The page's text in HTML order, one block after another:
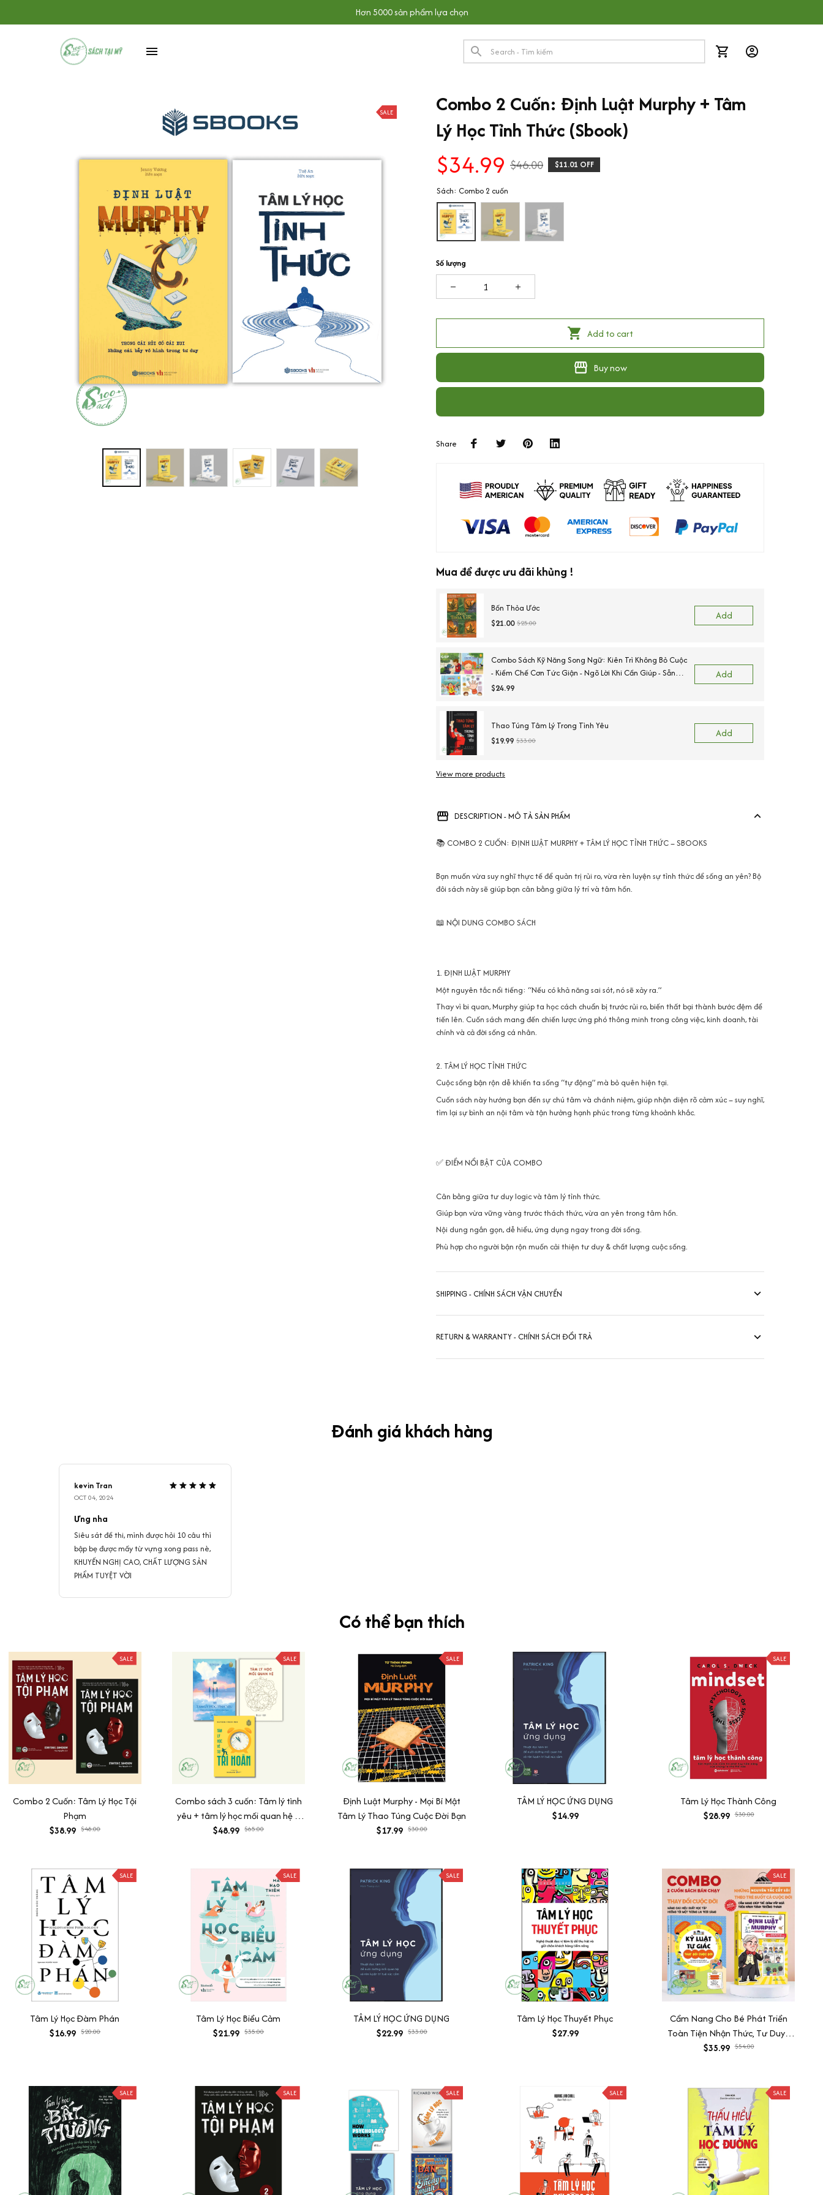
Hơn 5000 sản phẩm lựa chọn
SALE
Combo 2 Cuốn: Định Luật Murphy + Tâm
Lý Học Tỉnh Thức (Sbook)
$34.99 $46.00 $11.01 OFF
Sách: Combo 2 cuốn
Số lượng
Add to cart
Buy now
Share
Mua để được ưu đãi khủng !
Bốn Thỏa Ước
$21.00 $25.00
Add
Combo Sách Kỹ Năng Song Ngữ: Kiên Trì Không Bỏ Cuộc
- Kiềm Chế Cơn Tức Giận - Ngõ Lời Khi Cần Giúp - Sẵn
Sàng Để Đến Trường.
$24.99
Add
Thao Túng Tâm Lý Trong Tình Yêu
$19.99 $33.00
Add
View more products
DESCRIPTION - MÔ TẢ SẢN PHẨM
📚 COMBO 2 CUỐN: ĐỊNH LUẬT MURPHY + TÂM LÝ HỌC TỈNH THỨC – SBOOKS
Bạn muốn vừa suy nghĩ thực tế để quản trị rủi ro, vừa rèn luyện sự tỉnh thức để sống an yên? Bộ
đôi sách này sẽ giúp bạn cân bằng giữa lý trí và tâm hồn.
📖 NỘI DUNG COMBO SÁCH
1. ĐỊNH LUẬT MURPHY
Một nguyên tắc nổi tiếng: “Nếu có khả năng sai sót, nó sẽ xảy ra.”
Thay vì bi quan, Murphy giúp ta học cách chuẩn bị trước rủi ro, biến thất bại thành bước đệm để
tiến lên. Cuốn sách mang đến chiến lược ứng phó thông minh trong công việc, kinh doanh, tài
chính và cả đời sống cá nhân.
2. TÂM LÝ HỌC TỈNH THỨC
Cuộc sống bận rộn dễ khiến ta sống “tự động” mà bỏ quên hiện tại.
Cuốn sách này hướng bạn đến sự chú tâm và chánh niệm, giúp nhận diện rõ cảm xúc – suy nghĩ,
tìm lại sự bình an nội tâm và tận hưởng hạnh phúc trong từng khoảnh khắc.
✅ ĐIỂM NỔI BẬT CỦA COMBO
Cân bằng giữa tư duy logic và tâm lý tỉnh thức.
Giúp bạn vừa vững vàng trước thách thức, vừa an yên trong tâm hồn.
Nội dung ngắn gọn, dễ hiểu, ứng dụng ngay trong đời sống.
Phù hợp cho người bận rộn muốn cải thiện tư duy & chất lượng cuộc sống.
SHIPPING - CHÍNH SÁCH VẬN CHUYỂN
RETURN & WARRANTY - CHÍNH SÁCH ĐỔI TRẢ
Đánh giá khách hàng
kevin Tran
OCT 04, 2024
Ưng nha
Siêu sát đề thi, mình được hỏi 10 câu thì
bập bẹ được mấy từ vựng xong pass nè,
KHUYẾN NGHỊ CAO, CHẤT LƯỢNG SẢN
PHẨM TUYỆT VỜI
Có thể bạn thích
SALE
Combo 2 Cuốn: Tâm Lý Học Tội
Phạm
$38.99 $48.00
SALE
Combo sách 3 cuốn: Tâm lý tình
yêu + tâm lý học mối quan hệ +
tâm lý học về sự trì hoãn.
$48.99 $65.00
SALE
Định Luật Murphy - Mọi Bí Mật
Tâm Lý Thao Túng Cuộc Đời Bạn
$17.99 $30.00
TÂM LÝ HỌC ỨNG DỤNG
$14.99
SALE
Tâm Lý Học Thành Công
$28.99 $30.00
SALE
Tâm Lý Học Đàm Phán
$16.99 $20.00
SALE
Tâm Lý Học Biểu Cảm
$21.99 $35.00
SALE
TÂM LÝ HỌC ỨNG DỤNG
$22.99 $33.00
Tâm Lý Học Thuyết Phục
$27.99
SALE
Cẩm Nang Cho Bé Phát Triển
Toàn Tiện Nhận Thức, Tư Duy -
Combo Kỷ Luật Tự Giác và Định
$35.99 $54.00
SALE SALE SALE SALE SALE